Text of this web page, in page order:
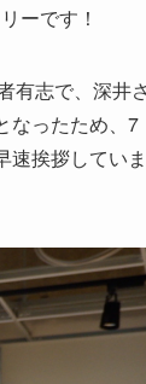
ーです！
有志で、深井
なったため、7
速挨拶していま